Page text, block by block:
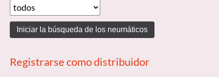
Iniciar la búsqueda de los neumáticos
Registrarse como distribuidor